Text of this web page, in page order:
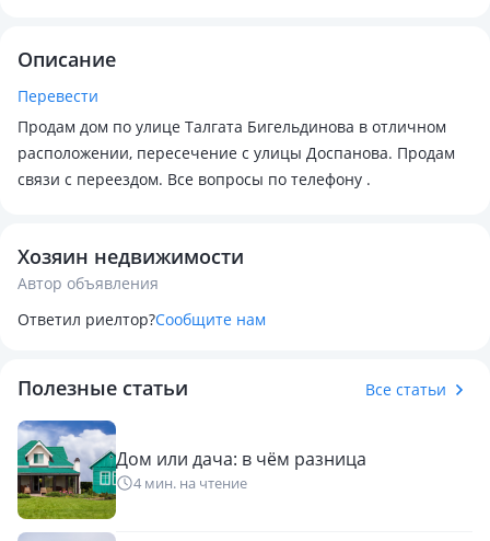
Описание
Перевести
Продам дом по улице Талгата Бигельдинова в отличном
расположении, пересечение с улицы Доспанова. Продам
связи с переездом. Все вопросы по телефону .
Хозяин недвижимости
Автор объявления
Ответил риелтор?Сообщите нам
Полезные статьи Все статьи
Дом или дача: в чём разница
4 мин. на чтение